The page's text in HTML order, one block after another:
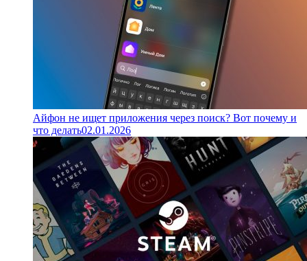
Айфон не ищет приложения через поиск? Вот почему и
что делать02.01.2026